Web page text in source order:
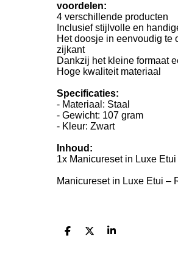
voordelen:
4 verschillende producten
Inclusief stijlvolle en
Het doosje in eenvoudig te
zijkant
Dankzij het kleine formaat
Hoge kwaliteit materiaal
Specificaties:
- Materiaal: Staal
- Gewicht: 107 gram
- Kleur: Zwart
Inhoud:
1x Manicureset in Luxe Etui
Manicureset in Luxe Etui –
D
D
S